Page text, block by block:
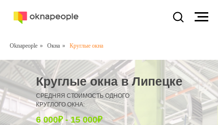
Oknapeople » Окна » Круглые окна
Круглые окна в Липецке
СРЕДНЯЯ СТОИМОСТЬ ОДНОГО
КРУГЛОГО ОКНА:
6 000₽ - 15 000₽